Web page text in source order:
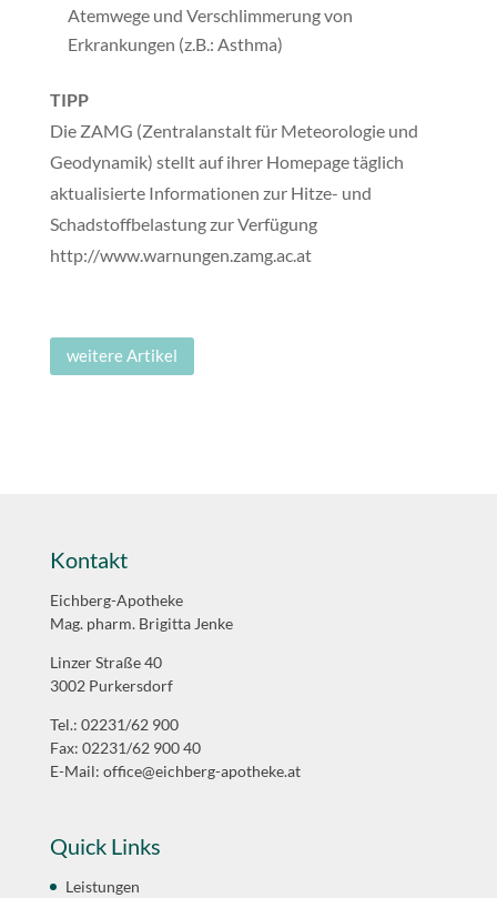
Atemwege und Verschlimmerung von
Erkrankungen (z.B.: Asthma)
TIPP
Die ZAMG (Zentralanstalt für Meteorologie und
Geodynamik) stellt auf ihrer Homepage täglich
aktualisierte Informationen zur Hitze- und
Schadstoffbelastung zur Verfügung
http://www.warnungen.zamg.ac.at
weitere Artikel
Kontakt
Eichberg-Apotheke
Mag. pharm. Brigitta Jenke
Linzer Straße 40
3002 Purkersdorf
Tel.: 02231/62 900
Fax: 02231/62 900 40
E-Mail: office@eichberg-apotheke.at
Quick Links
Leistungen